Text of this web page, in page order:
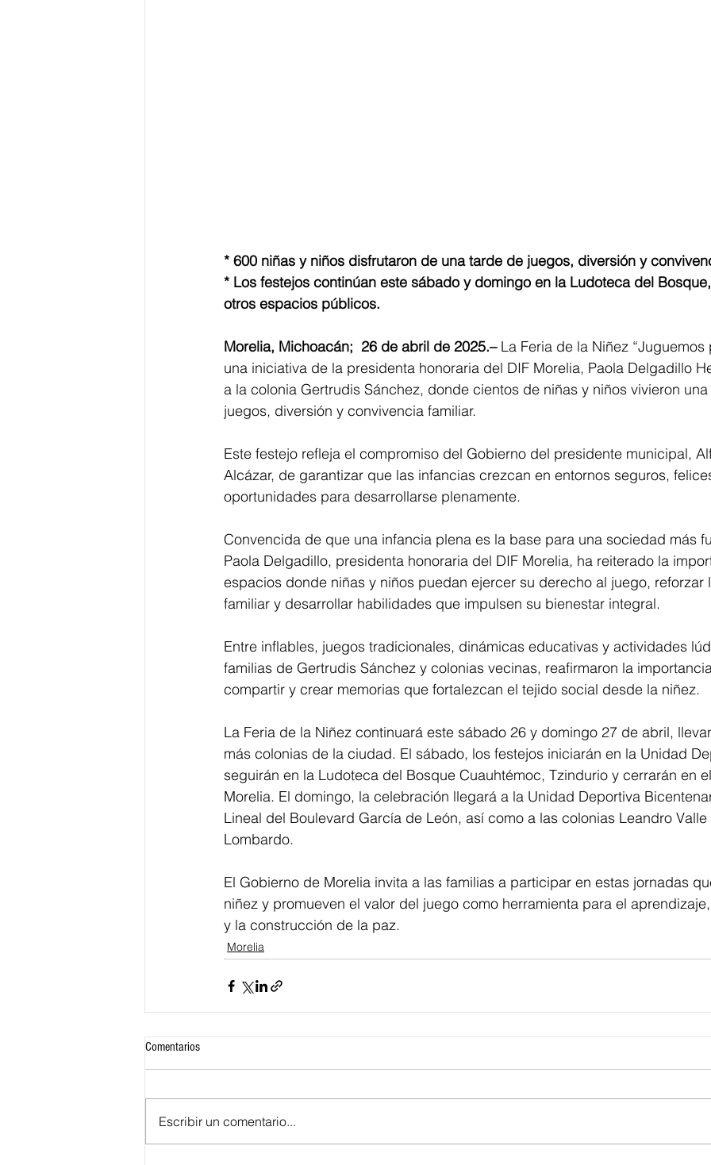
* 600 niñas y niños disfrutaron de una tarde de juegos, diversión y
* Los festejos continúan este sábado y domingo en la Ludoteca del
otros espacios públicos.
Morelia, Michoacán;  26 de abril de 2025.– La Feria de la Niñez “Juguemos
una iniciativa de la presidenta honoraria del DIF Morelia, Paola Delgadillo
a la colonia Gertrudis Sánchez, donde cientos de niñas y niños vivieron
juegos, diversión y convivencia familiar.
Este festejo refleja el compromiso del Gobierno del presidente municipal,
Alcázar, de garantizar que las infancias crezcan en entornos seguros,
oportunidades para desarrollarse plenamente.
Convencida de que una infancia plena es la base para una sociedad más
Paola Delgadillo, presidenta honoraria del DIF Morelia, ha reiterado la
espacios donde niñas y niños puedan ejercer su derecho al juego, reforzar
familiar y desarrollar habilidades que impulsen su bienestar integral.
Entre inflables, juegos tradicionales, dinámicas educativas y actividades
familias de Gertrudis Sánchez y colonias vecinas, reafirmaron la
compartir y crear memorias que fortalezcan el tejido social desde la niñez.
La Feria de la Niñez continuará este sábado 26 y domingo 27 de abril,
más colonias de la ciudad. El sábado, los festejos iniciarán en la Unidad
seguirán en la Ludoteca del Bosque Cuauhtémoc, Tzindurio y cerrarán en
Morelia. El domingo, la celebración llegará a la Unidad Deportiva
Lineal del Boulevard García de León, así como a las colonias Leandro
Lombardo.
El Gobierno de Morelia invita a las familias a participar en estas jornadas
niñez y promueven el valor del juego como herramienta para el
y la construcción de la paz.
Morelia
Comentarios
Escribir un comentario...